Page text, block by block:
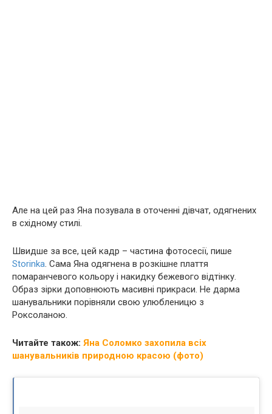
Але на цей раз Яна позувала в оточенні дівчат, одягнених
в східному стилі.
Швидше за все, цей кадр – частина фотосесії, пише
Storinka. Сама Яна одягнена в розкішне плаття
помаранчевого кольору і накидку бежевого відтінку.
Образ зірки доповнюють масивні прикраси. Не дарма
шанувальники порівняли свою улюбленицю з
Роксоланою.
Читайте також: Яна Соломко захопила всіх
шанувальників природною красою (фото)